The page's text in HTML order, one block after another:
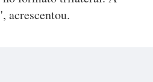
acrescentou.